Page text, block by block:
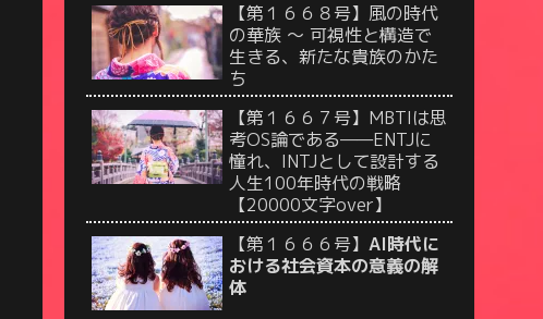
【第１６６８号】風の時代
の華族 〜 可視性と構造で
生きる、新たな貴族のかた
ち
【第１６６７号】MBTIは思
考OS論である——ENTJに
憧れ、INTJとして設計する
人生100年時代の戦略
【20000文字over】
【第１６６６号】 AI時代に
おける社会資本の意義の解
体